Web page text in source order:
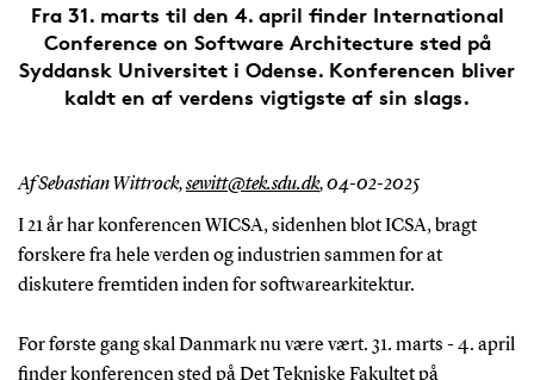
Fra 31. marts til den 4. april finder International
Conference on Software Architecture sted på
Syddansk Universitet i Odense. Konferencen bliver
kaldt en af verdens vigtigste af sin slags.
Af Sebastian Wittrock,sewitt@tek.sdu.dk,04-02-2025
I 21 år har konferencen WICSA, sidenhen blot ICSA, bragt
forskere fra hele verden og industrien sammen for at
diskutere fremtiden inden for softwarearkitektur.
For første gang skal Danmark nu være vært. 31. marts - 4. april
finder konferencen sted på Det Tekniske Fakultet på